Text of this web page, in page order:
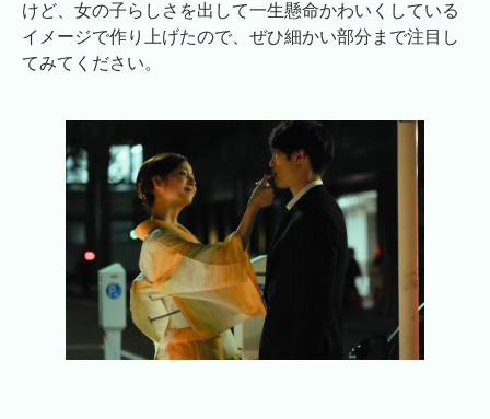
けど、女の子らしさを出して一生懸命かわいくしている
イメージで作り上げたので、ぜひ細かい部分まで注目し
てみてください。